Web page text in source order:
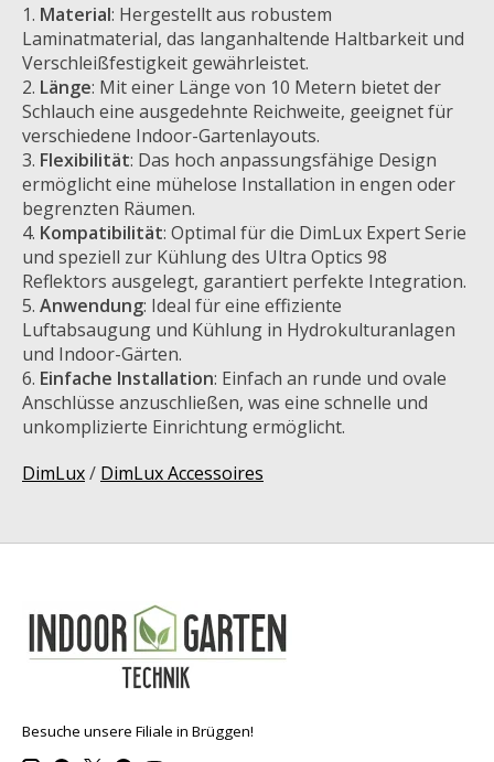
Material: Hergestellt aus robustem
Laminatmaterial, das langanhaltende Haltbarkeit und
Verschleißfestigkeit gewährleistet.
Länge: Mit einer Länge von 10 Metern bietet der
Schlauch eine ausgedehnte Reichweite, geeignet für
verschiedene Indoor-Gartenlayouts.
Flexibilität: Das hoch anpassungsfähige Design
ermöglicht eine mühelose Installation in engen oder
begrenzten Räumen.
Kompatibilität: Optimal für die DimLux Expert Serie
und speziell zur Kühlung des Ultra Optics 98
Reflektors ausgelegt, garantiert perfekte Integration.
Anwendung: Ideal für eine effiziente
Luftabsaugung und Kühlung in Hydrokulturanlagen
und Indoor-Gärten.
Einfache Installation: Einfach an runde und ovale
Anschlüsse anzuschließen, was eine schnelle und
unkomplizierte Einrichtung ermöglicht.
DimLux/ DimLux Accessoires
Besuche unsere Filiale in Brüggen!